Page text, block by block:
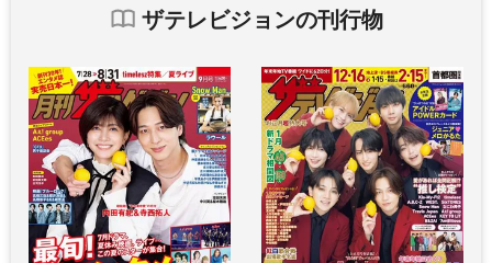
ザテレビジョンの刊行物